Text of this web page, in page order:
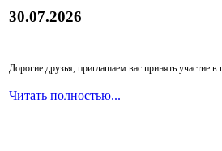
30.07.2026
Дорогие друзья, приглашаем вас принять участие
Читать полностью...